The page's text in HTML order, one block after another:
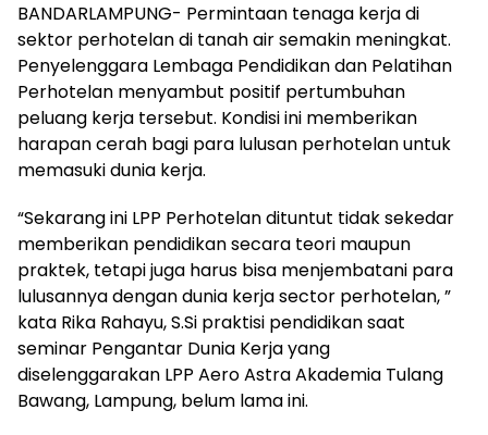
BANDARLAMPUNG- Permintaan tenaga kerja di
sektor perhotelan di tanah air semakin meningkat.
Penyelenggara Lembaga Pendidikan dan Pelatihan
Perhotelan menyambut positif pertumbuhan
peluang kerja tersebut. Kondisi ini memberikan
harapan cerah bagi para lulusan perhotelan untuk
memasuki dunia kerja.
“Sekarang ini LPP Perhotelan dituntut tidak sekedar
memberikan pendidikan secara teori maupun
praktek, tetapi juga harus bisa menjembatani para
lulusannya dengan dunia kerja sector perhotelan, ”
kata Rika Rahayu, S.Si praktisi pendidikan saat
seminar Pengantar Dunia Kerja yang
diselenggarakan LPP Aero Astra Akademia Tulang
Bawang, Lampung, belum lama ini.